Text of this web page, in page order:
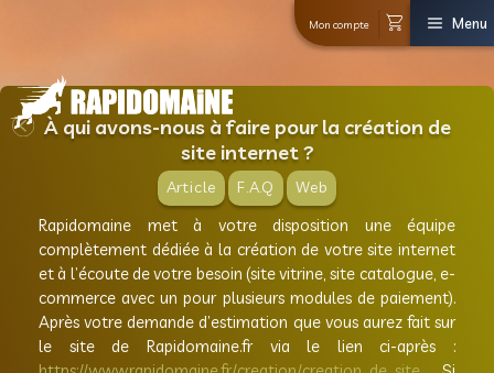
Mon
À qui avons-nous à faire pour
site internet ?
Article F.A.Q Web
Rapidomaine met à votre
complètement dédiée à la création de